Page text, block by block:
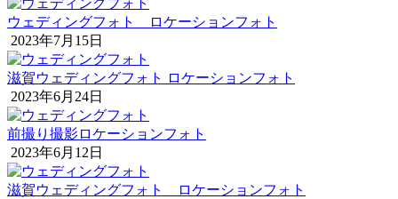
ウェディングフォト ロケーションフォト
2023年7月15日
滋賀ウェディングフォト ロケーションフォト
2023年6月24日
前撮り撮影ロケーションフォト
2023年6月12日
滋賀ウェディングフォト ロケーションフォト